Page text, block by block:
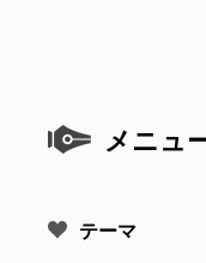
メニュ
テーマ